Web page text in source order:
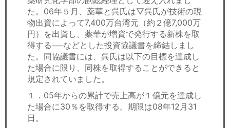
労務顧問
ＩＴ
飲食店情報
た。06年５月、薬華と呉氏は▽呉氏が技術の現
物出資によって7,400万台湾元（約２億7,000万
円）を出資し、薬華が増資で発行する新株を取
得する──などとした投資協議書を締結しまし
た。同協議書には、呉氏は以下の目標を達成し
た場合に限り、同株を取得することができると
規定されていました。
１．05年からの累計で売上高が１億元を達成し
た場合に30％を取得する。期限は08年12月31
日。